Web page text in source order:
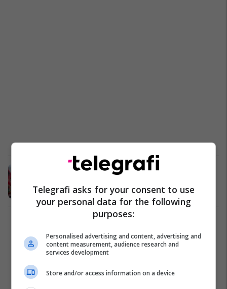
Urimi i veçantë për 8 mars i
Shqipëri 08/03/2019
Telegrafi asks for your consent to use
your personal data for the following
purposes:
Personalised advertising and content, advertising and
content measurement, audience research and
services development
Store and/or access information on a device